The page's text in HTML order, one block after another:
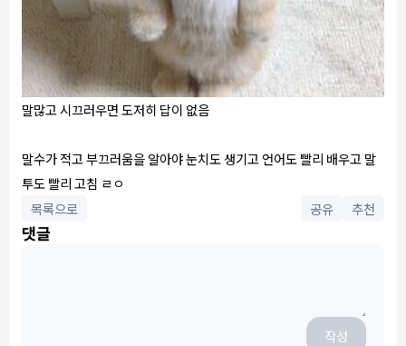
말많고 시끄러우면 도저히 답이 없음
말수가 적고 부끄러움을 알아야 눈치도 생기고 언어도 빨리 배우고 말
투도 빨리 고침 ㄹㅇ
목록으로
공유 추천
댓글
작성